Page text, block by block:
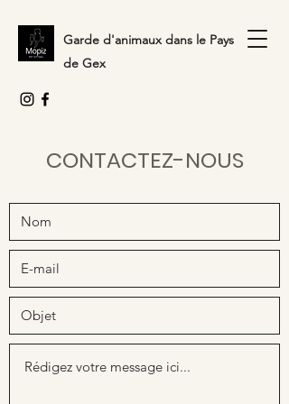
Garde d'animaux dans le Pays
de Gex
CONTACTEZ-NOUS